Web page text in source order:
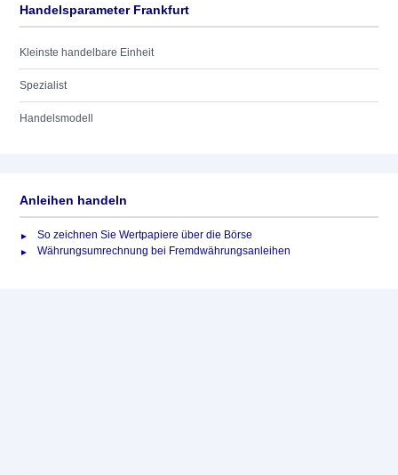
Handelsparameter Frankfurt
Kleinste handelbare Einheit
Spezialist
Handelsmodell
Anleihen handeln
So zeichnen Sie Wertpapiere über die Börse
Währungsumrechnung bei Fremdwährungsanleihen